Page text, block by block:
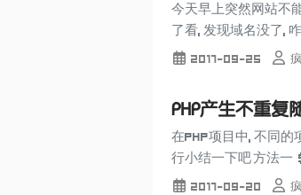
今天早上突然网站不
了看, 发现域名没了,
2017-09-25
PHP产生不重复
在PHP项目中, 不同
行小结一下吧 方法
2017-09-20